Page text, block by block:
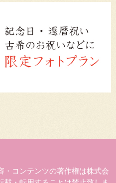
・コンテンツの著作権は株式会